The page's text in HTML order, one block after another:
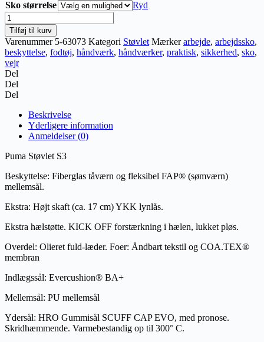
Sko størrelse
Ryd
Conquest
Black
High
S3
WR
HRO
SRC
antal
Tilføj til kurv
Varenummer 5-63073 Kategori Støvlet Mærker arbejde, arbejdssko,
beskyttelse, fodtøj, håndværk, håndværker, praktisk, sikkerhed, sko,
vejr
Del
Del
Del
Beskrivelse
Yderligere information
Anmeldelser (0)
Puma Støvlet S3
Beskyttelse: Fiberglas tåværn og fleksibel FAP® (sømværn)
mellemsål.
Ekstra: Højt skaft (ca. 17 cm) YKK lynlås.
Ekstra hælstøtte. KICK OFF forstærkning i hælen, lukket pløs.
Overdel: Olieret fuld-læder. Foer: Åndbart tekstil og COA.TEX®
membran
Indlægssål: Evercushion® BA+
Mellemsål: PU mellemsål
Ydersål: HRO Gummisål SCUFF CAP EVO, med pronose.
Skridhæmmende. Varmebestandig op til 300° C.